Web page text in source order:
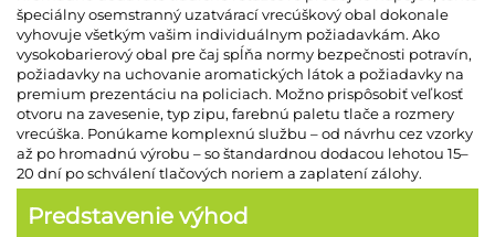
špeciálny osemstranný uzatvárací vrecúškový obal dokonale
vyhovuje všetkým vašim individuálnym požiadavkám. Ako
vysokobarierový obal pre čaj spĺňa normy bezpečnosti potravín,
požiadavky na uchovanie aromatických látok a požiadavky na
premium prezentáciu na policiach. Možno prispôsobiť veľkosť
otvoru na zavesenie, typ zipu, farebnú paletu tlače a rozmery
vrecúška. Ponúkame komplexnú službu – od návrhu cez vzorky
až po hromadnú výrobu – so štandardnou dodacou lehotou 15–
20 dní po schválení tlačových noriem a zaplatení zálohy.
Predstavenie výhod